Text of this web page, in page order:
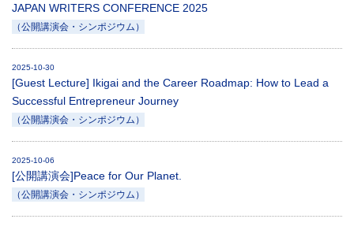
JAPAN WRITERS CONFERENCE 2025
（公開講演会・シンポジウム）
2025-10-30
[Guest Lecture] Ikigai and the Career Roadmap: How to Lead a
Successful Entrepreneur Journey
（公開講演会・シンポジウム）
2025-10-06
[公開講演会]Peace for Our Planet.
（公開講演会・シンポジウム）